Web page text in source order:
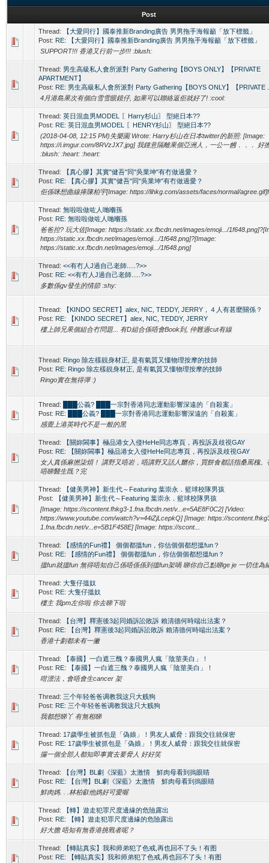
Post
Thread:
【大愛同行】國泰推新Branding廣告 男男拖手海報籲「放下標籤」
Post: RE: 【大愛同行】國泰推新Branding廣告 男男拖手海報籲「放下標籤」
SUPPORT!!! 香港又行前一步!!! :blush:
Thread: 男生高級私人會所派對 Party Gathering【BOYS ONLY】【PRIVATE
APARTMENT】
Post: RE: 男生高級私人會所派對 Party Gathering【BOYS ONLY】【PRIVATE
4月港島果次有個白雪雪眼鏡仔, 如果可以聯絡返佢就好了! :cool:
Thread: 英日混血男MODEL 〖Harry杉山〗 型絕日本??
Post: RE: 英日混血男MODEL 〖HENRY杉山〗 型絕日本??
(2018-04-08, 12:15 PM)失樂園 Wrote: Harry杉山在日本twitter的新照: [Image:
https://i.imgur.com/8RVzJX7.jpg] 我鍾意隔離果個亞洲人，一公一乸．．． 好
:blush: :heart: :heart:
Thread:
【真心膠】其實"健吾"同"吳業坤"有冇做過愛？
Post: RE: 【真心膠】其實"健吾"同"吳業坤"有冇做過愛？
佢係咪想曲線捧陳柏宇[Image: https://lihkg.com/assets/faces/normal/
Thread: 無啦啦做咗人哋嗰孫
Post: RE: 無啦啦做咗人哋嗰孫
爸爸控? 玩大佐[Image: https://static.xx.fbcdn.net/images/emoji.../
https://static.xx.fbcdn.net/images/emoji.../1f648.png]?[Image:
https://static.xx.fbcdn.net/images/emoji.../1f648.png]
Thread: <<有冇人J過自己老師.....?>>
Post: RE: <<有冇人J過自己老師.....?>>
多數係gv發生的情節 :shy:
Thread:
【KINDO SECRET】alex, NIC, TEDDY, JERRY，４人有甚麼關係？
Post: RE: 【KINDO SECRET】alex, NIC, TEDDY, JERRY
樓上師兄果個組合冇問題... 有D組合係唔會Book到, 仲難過cut有線
Thread: Ringo 除左樣靚身材正, 是有氣質又懂物理按摩的技師
Post: RE: Ringo 除左樣靚身材正, 是有氣質又懂物理按摩的技師
Ringo實在無得彈 :)
Thread:
███公義? ███一宗對香港同志運動影響深遠的「自殺案」
Post: RE: ███公義? ███一宗對香港同志運動影響深遠的「自殺案」
感覺上港英時代不是一般的黑
Thread:
【關妳閪事】極品港女入侵HeHe同志專頁，再投訴及歧視GAY
Post: RE: 【關妳閪事】極品港女入侵HeHe同志專頁，再投訴及歧視GAY
女人真係麻撚柒煩！ 講野又唔岩，唔講野又話人嬲你，買餅食都話指桑罵槐。
唔睇醫生既？完
Thread:
【健美男神】新生代～Featuring 葉崇永．籃球校隊男孩
Post:
【健美男神】新生代～Featuring 葉崇永．籃球校隊男孩
[Image: https://scontent.fhkg3-1.fna.fbcdn.net/v...e=5AE8F0C2] [Video:
https://www.youtube.com/watch?v=44iZjLcepkQ] [Image: https://
1.fna.fbcdn.net/v...e=5B1F458E] [Image: https://scont...
Thread:
【感情的Fun禮】 個個都搵fun，你估個個都想搵fun？
Post: RE: 【感情的Fun禮】 個個都搵fun，你估個個都想搵fun？
搵fun就搵fun 無得唔知自己係唔係係到搵fun架喎 睇你自己點睇ge je 一切佳為
Thread: 大隻仔搵奴
Post: RE: 大隻仔搵奴
樓主 我pm左你啦 你去睇下啦
Thread:
【台灣】釋憲後3起同婚訴訟敗訴 賴清德何時端出法案？
Post: RE: 【台灣】釋憲後3起同婚訴訟敗訴 賴清德何時端出法案？
香港十劃都未有一撇
Thread:
【泰國】一白遮三醜？泰國男人瘋「陰莖美白」！
Post: RE: 【泰國】一白遮三醜？泰國男人瘋「陰莖美白」！
咁漂法，會唔會生cancer 架
Thread: 三个年轻爸爸调教我这只大贱狗
Post: RE: 三个年轻爸爸调教我这只大贱狗
我都想睇丫 有無相睇
Thread: 17歲學生被抓包是「偽娘」！男友人威脅：跟我交往就保密
Post: RE: 17歲學生被抓包是「偽娘」！男友人威脅：跟我交往就保密
攞一個全部人都知即事實去要脅人 好好笑
Thread:
【台灣】BL劇《深藍》太激情 鮮肉母看到摀眼睛
Post: RE: 【台灣】BL劇《深藍》太激情 鮮肉母看到摀眼睛
鮮肉媽. . .林柏叡他媽好可愛喔
Thread:
【轉】遊走犯罪尺度邊緣的危險露出
Post: RE: 【轉】遊走犯罪尺度邊緣的危險露出
好大膽 唔知有無香港挑戰者呢？
Thread:
【轉貼真实】我和师弟犯了色戒,再也回不了头！有图
Post: RE: 【轉貼真实】我和师弟犯了色戒,再也回不了头！有图